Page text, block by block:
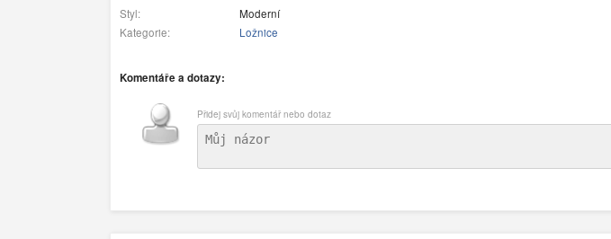
Styl:
Moderní
Kategorie:
Ložnice
Komentáře a dotazy:
Přidej svůj komentář nebo dotaz